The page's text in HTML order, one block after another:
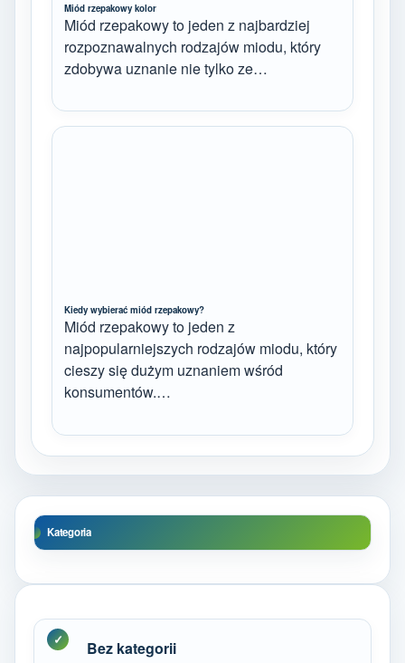
Miód rzepakowy kolor
Miód rzepakowy to jeden z najbardziej
rozpoznawalnych rodzajów miodu, który
zdobywa uznanie nie tylko ze…
Kiedy wybierać miód rzepakowy?
Miód rzepakowy to jeden z
najpopularniejszych rodzajów miodu, który
cieszy się dużym uznaniem wśród
konsumentów.…
Kategoria
Bez kategorii